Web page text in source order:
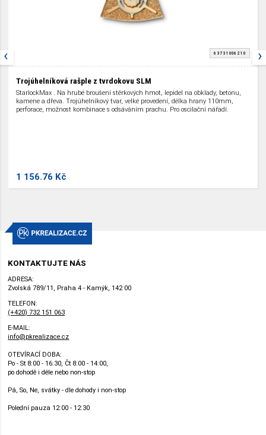
6 37 31 006 21 0
Trojúhelníková rašple z tvrdokovu SLM
StarlockMax . Na hrubé broušení stěrkových hmot, lepidel na obklady, betonu,
kamene a dřeva. Trojúhelníkový tvar, velké provedení, délka hrany 110mm,
perforace, možnost kombinace s odsáváním prachu. Pro oscilační nářadí.
1 156.76 Kč
‹ ›
KONTAKTUJTE NÁS
ADRESA:
Zvolská 789/11, Praha 4 - Kamýk, 142 00
TELEFON:
(+420) 732 151 063
E-MAIL:
info@pkrealizace.cz
OTEVÍRACÍ DOBA:
Po - St 8:00 - 16:30, Čt 8:00 - 14:00,
po dohodě i déle nebo non-stop
Pá, So, Ne, svátky - dle dohody i non-stop
Polední pauza 12:00 - 12:30